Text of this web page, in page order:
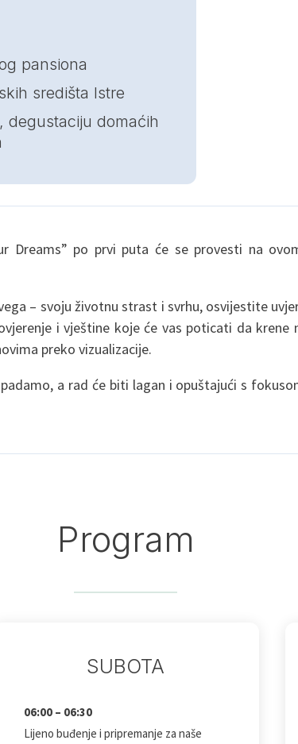
pansiona
središta Istre
degustaciju domaćih
Dreams” po prvi puta će se provesti na
– svoju životnu strast i svrhu, osvijestite
i vještine koje će vas poticati da
preko vizualizacije.
a rad će biti lagan i opuštajući s
Program
SUBOTA
06:00 – 06:30
Lijeno buđenje i pripremanje za naše